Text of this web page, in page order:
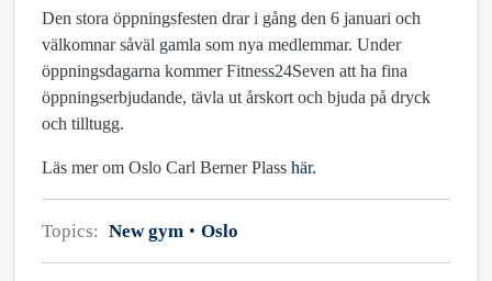
Den stora öppningsfesten drar i gång den 6 januari och
välkomnar såväl gamla som nya medlemmar. Under
öppningsdagarna kommer Fitness24Seven att ha fina
öppningserbjudande, tävla ut årskort och bjuda på dryck
och tilltugg.
Läs mer om Oslo Carl Berner Plass här.
Topics: New gym Oslo